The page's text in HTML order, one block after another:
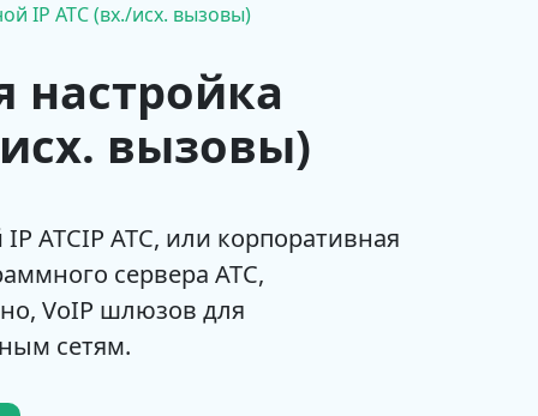
IP АТС (вх./исх. вызовы)
настройка
вызовы)
АТСIP АТС, или корпоративная
сервера АТС,
VoIP шлюзов для
сетям.